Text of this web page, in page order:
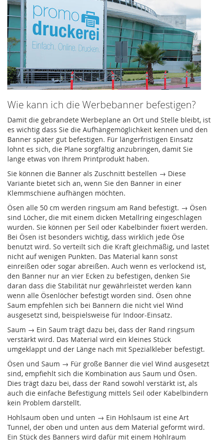
Wie kann ich die Werbebanner befestigen?
Damit die gebrandete Werbeplane an Ort und Stelle bleibt, ist
es wichtig dass Sie die Aufhängemöglichkeit kennen und den
Banner später gut befestigen. Für längerfristigen Einsatz
lohnt es sich, die Plane sorgfältig anzubringen, damit Sie
lange etwas von Ihrem Printprodukt haben.
Sie können die Banner als Zuschnitt bestellen → Diese
Variante bietet sich an, wenn Sie den Banner in einer
Klemmschiene aufhängen möchten.
Ösen alle 50 cm werden ringsum am Rand befestigt. → Ösen
sind Löcher, die mit einem dicken Metallring eingeschlagen
wurden. Sie können per Seil oder Kabelbinder fixiert werden.
Bei Ösen ist besonders wichtig, dass wirklich jede Öse
benutzt wird. So verteilt sich die Kraft gleichmäßig, und lastet
nicht auf wenigen Punkten. Das Material kann sonst
einreißen oder sogar abreißen. Auch wenn es verlockend ist,
den Banner nur an vier Ecken zu befestigen, denken Sie
daran dass die Stabilität nur gewährleistet werden kann
wenn alle Ösenlöcher befestigt worden sind. Ösen ohne
Saum empfehlen sich bei Bannern die nicht viel Wind
ausgesetzt sind, beispielsweise für Indoor-Einsatz.
Saum → Ein Saum trägt dazu bei, dass der Rand ringsum
verstärkt wird. Das Material wird ein kleines Stück
umgeklappt und der Länge nach mit Spezialkleber befestigt.
Ösen und Saum → Für große Banner die viel Wind ausgesetzt
sind, empfiehlt sich die Kombination aus Saum und Ösen.
Dies trägt dazu bei, dass der Rand sowohl verstärkt ist, als
auch die einfache Befestigung mittels Seil oder Kabelbindern
kein Problem darstellt.
Hohlsaum oben und unten → Ein Hohlsaum ist eine Art
Tunnel, der oben und unten aus dem Material geformt wird.
Ein Stück des Banners wird dafür mit einem Hohlraum